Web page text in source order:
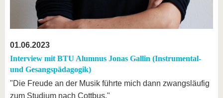
01.06.2023
Interview mit BTU Alumnus Jonas Gallin (Instrumental-
und Gesangspädagogik)
"Die Freude an der Musik führte mich dann zwangsläufig
zum Studium nach Cottbus."